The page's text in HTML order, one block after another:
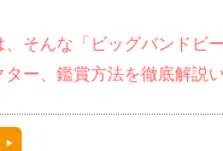
、そんな「ビッグバンドビ
ー、鑑賞方法を徹底解説